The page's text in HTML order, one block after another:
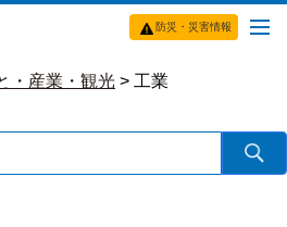
防災・災害情報
・産業・観光 > 工業